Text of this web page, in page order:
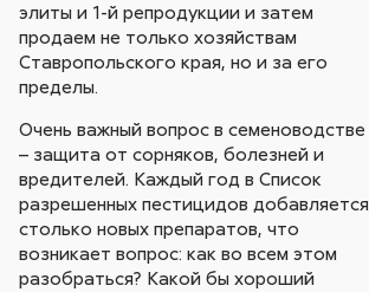
элиты и 1-й репродукции и затем
продаем не только хозяйствам
Ставропольского края, но и за его
пределы.
Очень важный вопрос в семеноводстве
– защита от сорняков, болезней и
вредителей. Каждый год в Список
разрешенных пестицидов добавляется
столько новых препаратов, что
возникает вопрос: как во всем этом
разобраться? Какой бы хороший